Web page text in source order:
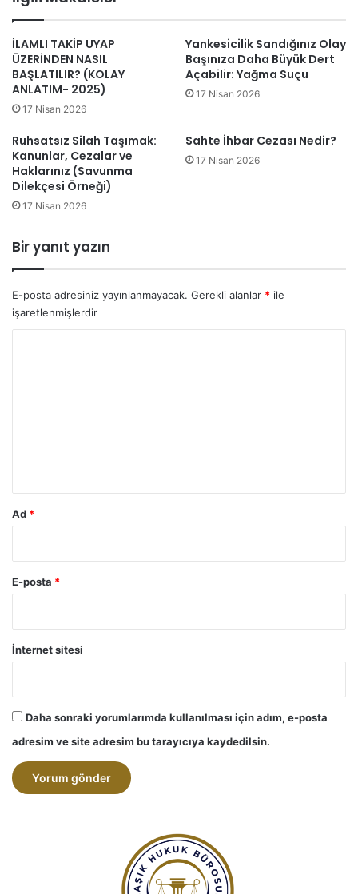
İLAMLI TAKİP UYAP
ÜZERİNDEN NASIL
BAŞLATILIR? (KOLAY
ANLATIM- 2025)
17 Nisan 2026
Yankesicilik Sandığınız Olay
Başınıza Daha Büyük Dert
Açabilir: Yağma Suçu
17 Nisan 2026
Ruhsatsız Silah Taşımak:
Kanunlar, Cezalar ve
Haklarınız (Savunma
Dilekçesi Örneği)
17 Nisan 2026
Sahte İhbar Cezası Nedir?
17 Nisan 2026
Bir yanıt yazın
E-posta adresiniz yayınlanmayacak. Gerekli alanlar * ile
işaretlenmişlerdir
Ad *
E-posta *
İnternet sitesi
Daha sonraki yorumlarımda kullanılması için adım, e-posta
adresim ve site adresim bu tarayıcıya kaydedilsin.